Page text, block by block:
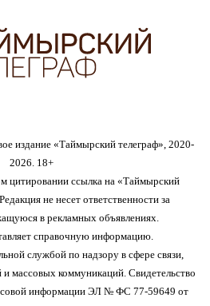
издание «Таймырский телеграф», 2020-
2026. 18+
цитировании ссылка на «Таймырский
не несет ответственности за
в рекламных объявлениях.
справочную информацию.
службой по надзору в сфере связи,
массовых коммуникаций. Свидетельство
информации ЭЛ № ФС 77-59649 от